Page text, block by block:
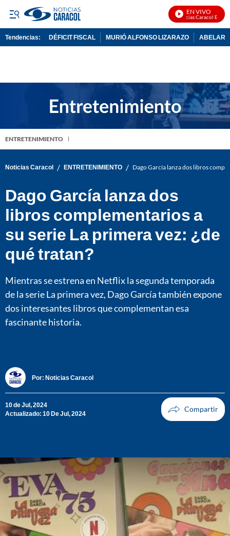
EN VIVO
Noticias Caracol En Vivo
Tendencias: DÉFICIT FISCAL MURIÓ ALFONSO LIZARAZO
ENTRETENIMIENTO
Noticias Caracol / ENTRETENIMIENTO / Dago García lanza dos libros
Dago García lanza dos
libros complementarios a
su serie La primera vez: ¿de
qué tratan?
Mientras se estrena en Netflix la segunda temporada
de la serie La primera vez, Dago García también expone
dos interesantes libros que complementan esa
fascinante historia.
Por: Noticias Caracol
10 de Jul, 2024
Actualizado: 10 De Jul, 2024